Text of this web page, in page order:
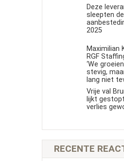
Deze
sleepten
2025
Maximilian
RGF
‘We
stevig,
lang niet
Vrije val
lijkt
verlies
RECENTE